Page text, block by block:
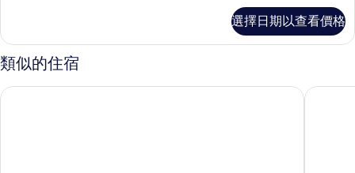
有
相
片
情
室,
非
吸
煙
客
房,
2
臥
選擇日期以查看價格
類似的住宿
澎湖諾亞方舟民宿 踏浪觀海